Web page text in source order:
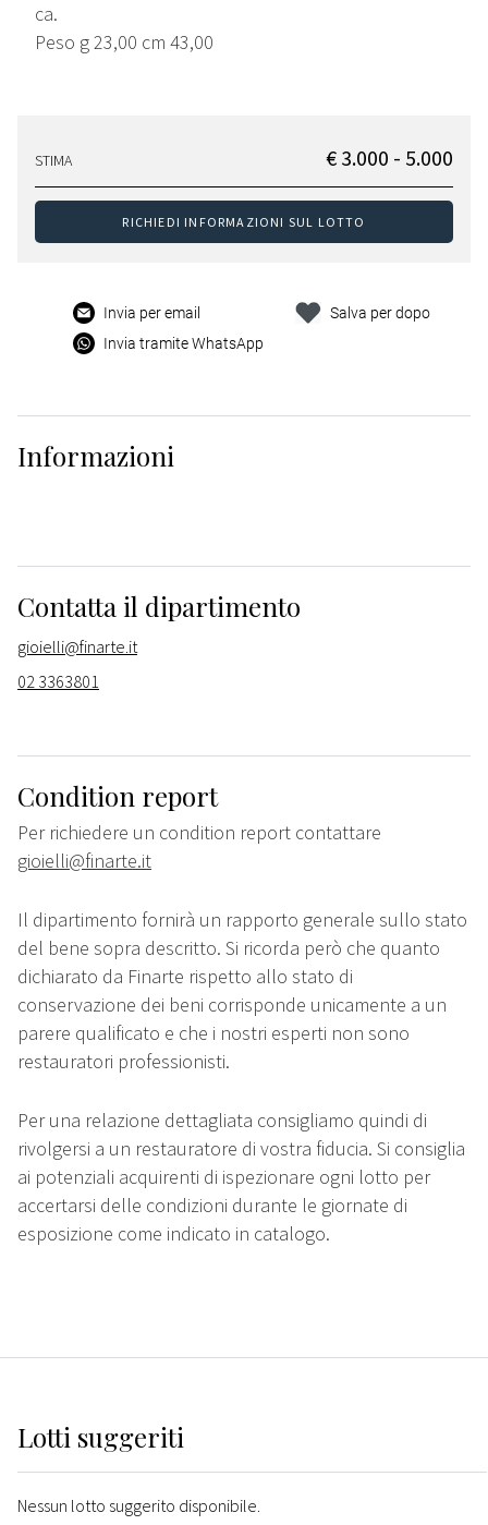
ca.
Peso g 23,00 cm 43,00
STIMA € 3.000 - 5.000
RICHIEDI INFORMAZIONI SUL LOTTO
Invia per email
Invia tramite WhatsApp
Salva per dopo
Informazioni
Contatta il dipartimento
gioielli@finarte.it
02 3363801
Condition report
Per richiedere un condition report contattare
gioielli@finarte.it
Il dipartimento fornirà un rapporto generale sullo stato
del bene sopra descritto. Si ricorda però che quanto
dichiarato da Finarte rispetto allo stato di
conservazione dei beni corrisponde unicamente a un
parere qualificato e che i nostri esperti non sono
restauratori professionisti.
Per una relazione dettagliata consigliamo quindi di
rivolgersi a un restauratore di vostra fiducia. Si consiglia
ai potenziali acquirenti di ispezionare ogni lotto per
accertarsi delle condizioni durante le giornate di
esposizione come indicato in catalogo.
Lotti suggeriti
Nessun lotto suggerito disponibile.